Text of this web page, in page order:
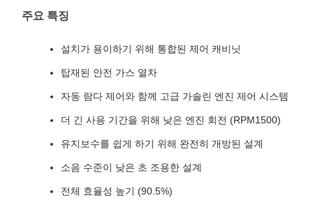
주요 특징
설치가 용이하기 위해 통합된 제어 캐비닛
탑재된 안전 가스 열차
자동 람다 제어와 함께 고급 가솔린 엔진 제어 시스템
더 긴 사용 기간을 위해 낮은 엔진 회전 (RPM1500)
유지보수를 쉽게 하기 위해 완전히 개방된 설계
소음 수준이 낮은 초 조용한 설계
전체 효율성 높기 (90.5%)